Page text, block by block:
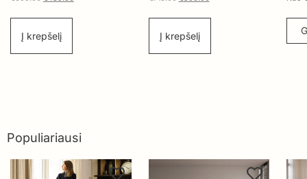
Į krepšelį Gauti pasiūlymą
Populiariausi